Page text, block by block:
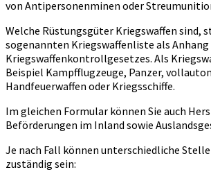
von Antipersonenminen oder
Welche Rüstungsgüter Kriegswaffen sind,
sogenannten Kriegswaffenliste als Anhang
Kriegswaffenkontrollgesetzes. Als
Beispiel Kampfflugzeuge, Panzer,
Handfeuerwaffen oder Kriegsschiffe.
Im gleichen Formular können Sie auch
Beförderungen im Inland sowie
Je nach Fall können unterschiedliche
zuständig sein: